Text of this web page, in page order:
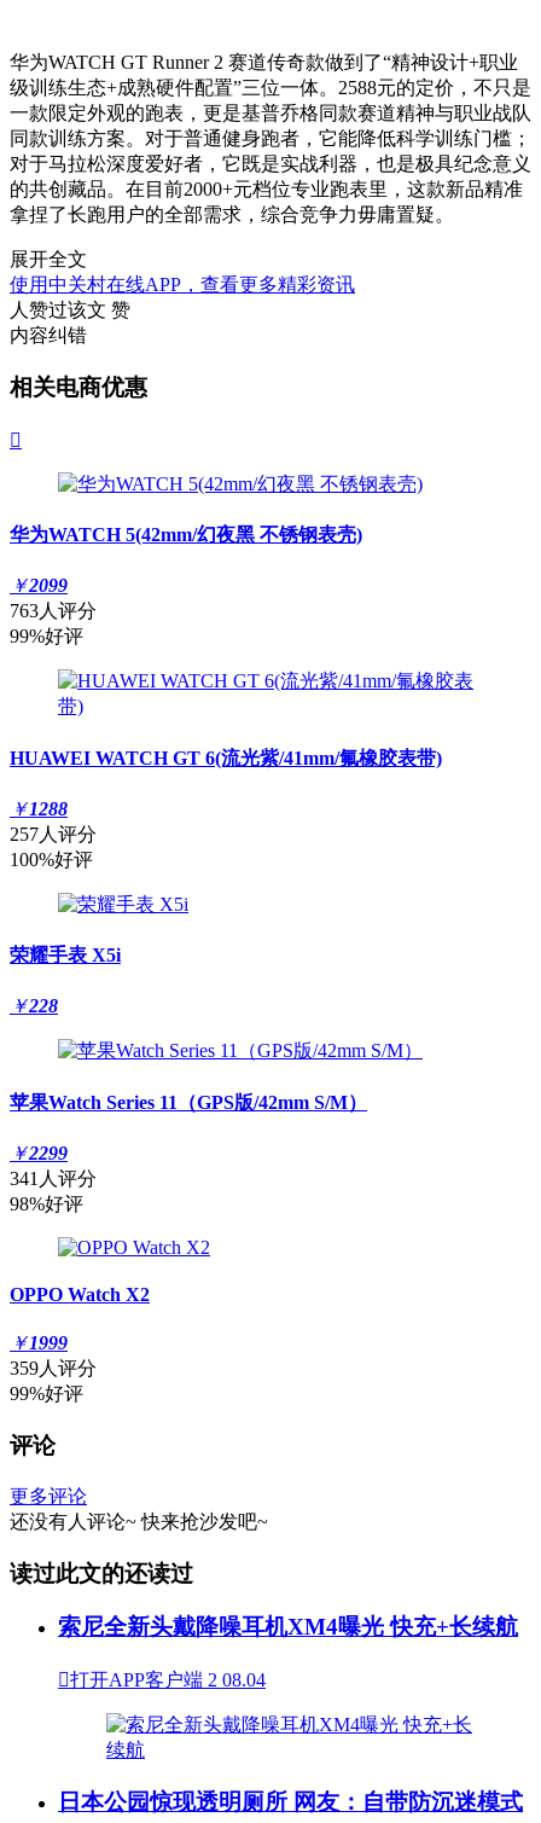
华为WATCH GT Runner 2 赛道传奇款做到了“精神设计+职业
级训练生态+成熟硬件配置”三位一体。2588元的定价，不只是
一款限定外观的跑表，更是基普乔格同款赛道精神与职业战队
同款训练方案。对于普通健身跑者，它能降低科学训练门槛；
对于马拉松深度爱好者，它既是实战利器，也是极具纪念意义
的共创藏品。在目前2000+元档位专业跑表里，这款新品精准
拿捏了长跑用户的全部需求，综合竞争力毋庸置疑。
展开全文
使用中关村在线APP，查看更多精彩资讯
人赞过该文 赞
内容纠错
相关电商优惠

华为WATCH 5(42mm/幻夜黑 不锈钢表壳)
￥2099
763人评分
99%好评
HUAWEI WATCH GT 6(流光紫/41mm/氟橡胶表带)
￥1288
257人评分
100%好评
荣耀手表 X5i
￥228
苹果Watch Series 11（GPS版/42mm S/M）
￥2299
341人评分
98%好评
OPPO Watch X2
￥1999
359人评分
99%好评
评论
更多评论
还没有人评论~ 快来抢沙发吧~
读过此文的还读过
索尼全新头戴降噪耳机XM4曝光 快充+长续航
打开APP客户端 2 08.04
日本公园惊现透明厕所 网友：自带防沉迷模式